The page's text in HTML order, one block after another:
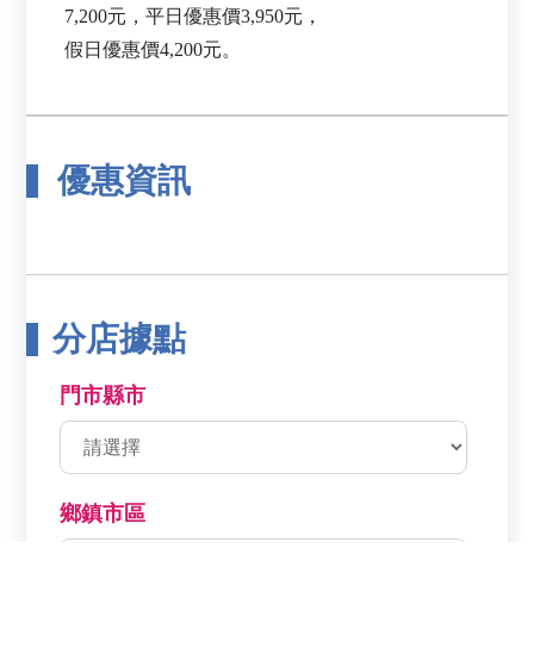
7,200元，平日優惠價3,950元，
優惠資訊
分店據點
門市縣市
鄉鎮市區